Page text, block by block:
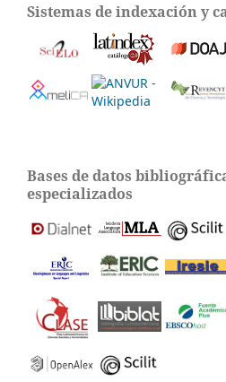
Sistemas de indexación y
Bases de datos
especializados